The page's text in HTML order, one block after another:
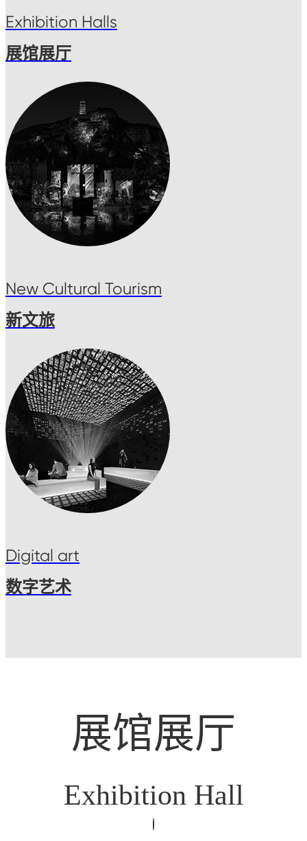
Exhibition Halls
展馆展厅
New Cultural Tourism
新文旅
Digital art
数字艺术
展馆展厅
Exhibition Hall